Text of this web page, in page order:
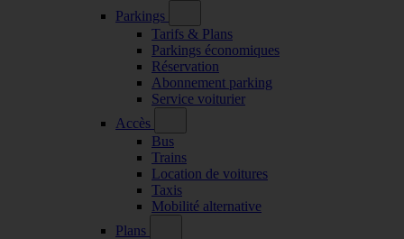
Parkings
Tarifs & Plans
Parkings économiques
Réservation
Abonnement parking
Service voiturier
Accès
Bus
Trains
Location de voitures
Taxis
Mobilité alternative
Plans